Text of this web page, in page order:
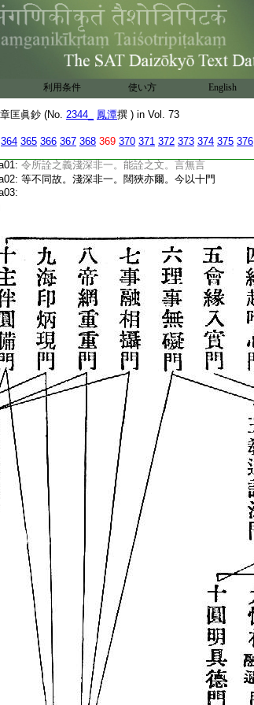
利用条件 使い方 English
匡眞鈔 (No. 2344_ 鳳潭撰 ) in Vol. 73
364 365 366 367 368 369 370 371 372 373 374 375 376
相眞如。幷初教門染淨即空
中間三教。淺
深前後。思之可知。然探玄等教體十門中。
會縁入實門者。若歸性邊。雖是彼頓教説
無名之教。目 一實攝。既云會縁或會相等。不
云泯相。則知非唯頓門。此當熟教中即性
實義
教中。少説法相。多説法性。所説法相。亦會
歸性。當
此意也
故至相云。三乘一乘差別不同。致
令所詮之義淺深非一。能詮之文。言無言
等不同故。淺深非一。闊狹亦爾。今以十門